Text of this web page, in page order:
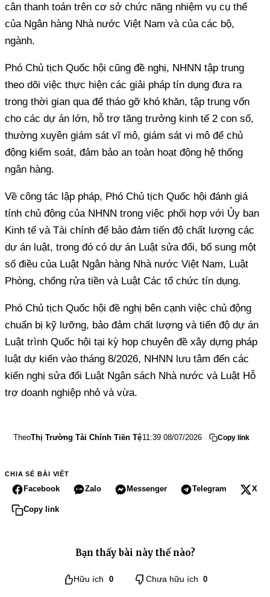
cân thanh toán trên cơ sở chức năng nhiệm vụ cụ thể
của Ngân hàng Nhà nước Việt Nam và của các bộ,
ngành.
Phó Chủ tịch Quốc hội cũng đề nghị, NHNN tập trung
theo dõi việc thực hiện các giải pháp tín dụng đưa ra
trong thời gian qua để tháo gỡ khó khăn, tập trung vốn
cho các dự án lớn, hỗ trợ tăng trưởng kinh tế 2 con số,
thường xuyên giám sát vĩ mô, giám sát vi mô để chủ
động kiểm soát, đảm bảo an toàn hoạt động hệ thống
ngân hàng.
Về công tác lập pháp, Phó Chủ tịch Quốc hội đánh giá
tính chủ động của NHNN trong việc phối hợp với Ủy ban
Kinh tế và Tài chính để bảo đảm tiến độ chất lượng các
dự án luật, trong đó có dự án Luật sửa đổi, bổ sung một
số điều của Luật Ngân hàng Nhà nước Việt Nam, Luật
Phòng, chống rửa tiền và Luật Các tổ chức tín dụng.
Phó Chủ tịch Quốc hội đề nghị bên cạnh việc chủ động
chuẩn bị kỹ lưỡng, bảo đảm chất lượng và tiến độ dự án
Luật trình Quốc hội tại kỳ họp chuyên đề xây dựng pháp
luật dự kiến vào tháng 8/2026, NHNN lưu tâm đến các
kiến nghị sửa đổi Luật Ngân sách Nhà nước và Luật Hỗ
trợ doanh nghiệp nhỏ và vừa.
TheoThị Trường Tài Chính Tiền Tệ11:39 08/07/2026 Copy link
CHIA SẺ BÀI VIẾT
Facebook Zalo Messenger Telegram X
Copy link
Bạn thấy bài này thế nào?
Hữu ích 0 Chưa hữu ích 0